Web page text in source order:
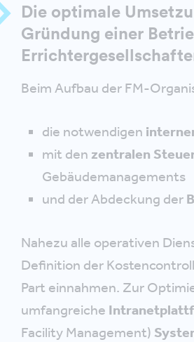
Die optimale
Gründung einer
Beim Aufbau der FM-
die notwendigen
mit den zentralen
Gebäudemanagements
und der Abdeckung der
Nahezu alle operativen
Definition der
Part einnahmen. Zur
umfangreiche
Facility Management)